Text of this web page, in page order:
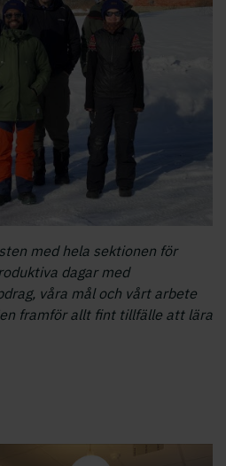
med hela sektionen för
dagar med
våra mål och vårt arbete
framför allt fint tillfälle att lära